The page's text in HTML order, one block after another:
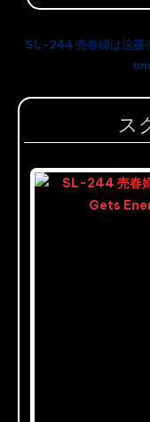
SL-244 売春婦は浣
ス